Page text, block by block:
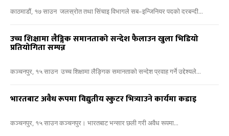
काठमाडौं, १७ साउन जलस्रोत तथा सिंचाइ विभागले सब–इन्जिनियर पदको दरबन्दी...
उच्च शिक्षामा लैङ्गिक समानताको सन्देश फैलाउन खुला भिडियो
प्रतियोगिता सम्पन्न
कञ्चनपुर, १५ साउन उच्च शिक्षामा लैङ्गिक समानताको सन्देश प्रवाह गर्ने उद्देश्यले...
भारतबाट अवैध रूपमा विद्युतीय स्कुटर भित्र्याउने कार्यमा कडाइ
कञ्चनपुर, १५ साउन कञ्चनपुर। भारतबाट भन्सार छली गरी अवैध रूपमा...